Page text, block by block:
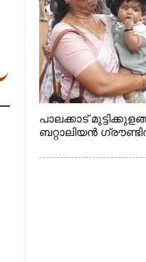
പാലക്കാട്
ബറ്റാലിയൻ